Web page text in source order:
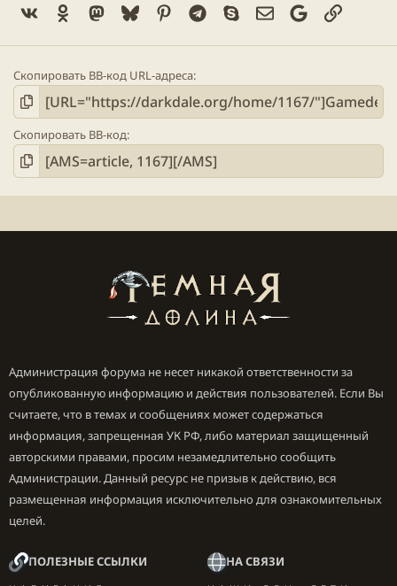
В конце XXII столетия миром правят
мегакорпорации, города-клетки изолированы от
основного мира, а люди проводят большую часть
времени в виртуальных мирах с полным
погружением. Виртуальный мир, который слишком
похож на реальный уже не является прочной
защитой, и в нем порой случаются настоящие
преступления.
специализирующийся на виртуальных
Vk Ok Mastodon
BlueskyPinterestTelegram
SkypeЭлектронная
GoogleСсылка
Скопировать BB-код URL-адреса
Скопировать BB-код
Администрация форума не несет никакой ответственности за
опубликованную информацию и действия пользователей. Если Вы
считаете, что в темах и сообщениях может содержаться
информация, запрещенная УК РФ, либо материал защищенный
авторскими правами, просим незамедлительно сообщить
Администрации. Данный ресурс не призыв к действию, вся
размещенная информация исключительно для ознакомительных
целей.
ПОЛЕЗНЫЕ ССЫЛКИ НА СВЯЗИ